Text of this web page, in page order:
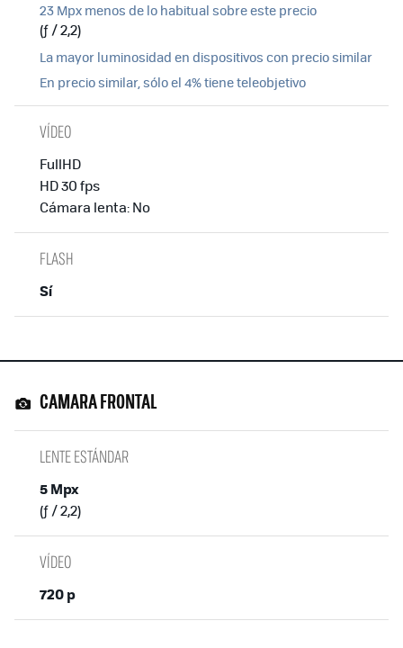
23 Mpx menos de lo habitual sobre este precio
(ƒ / 2,2)
La mayor luminosidad en dispositivos con precio similar
En precio similar, sólo el 4% tiene teleobjetivo
VÍDEO
FullHD
HD 30 fps
Cámara lenta: No
FLASH
Sí
CAMARA FRONTAL
LENTE ESTÁNDAR
5 Mpx
(ƒ / 2,2)
VÍDEO
720 p